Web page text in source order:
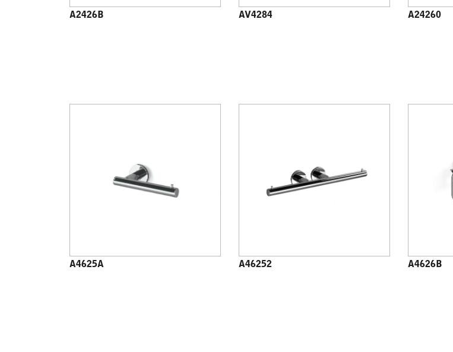
A2426B AV4284 A24260
A4625A A46252 A4626B